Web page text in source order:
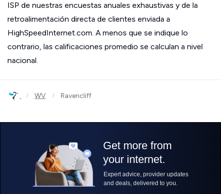
ISP de nuestras encuestas anuales exhaustivas y de la
retroalimentación directa de clientes enviada a
HighSpeedInternet.com. A menos que se indique lo
contrario, las calificaciones promedio se calculan a nivel
nacional.
› WV › Ravencliff